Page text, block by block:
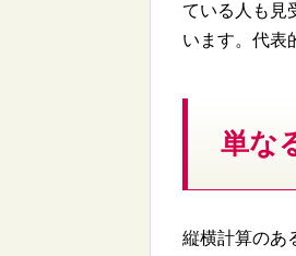
ている人も見
います。代表
単な
縦横計算のあ